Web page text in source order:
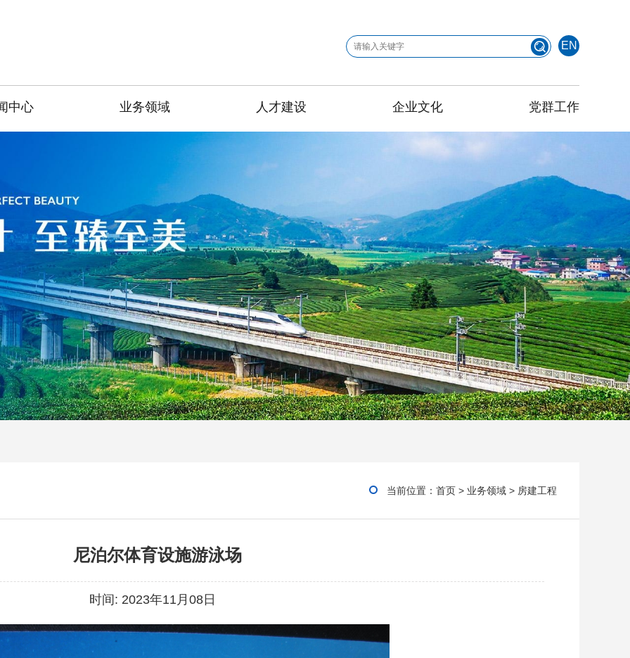
EN
中心 业务领域 人才建设 企业文化 党群工作
当前位置： 首页 > 业务领域 > 房建工程
尼泊尔体育设施游泳场
时间: 2023年11月08日